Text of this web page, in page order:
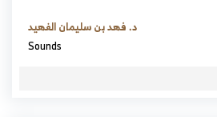
د. فهد بن سليمان الفهيد
Sounds